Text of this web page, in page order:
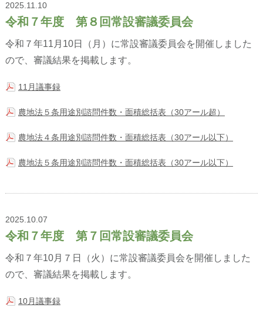
2025.11.10
令和７年度 第８回常設審議委員会
令和７年11月10日（月）に常設審議委員会を開催しました
ので、審議結果を掲載します。
11月議事録
農地法５条用途別諮問件数・面積総括表（30アール超）
農地法４条用途別諮問件数・面積総括表（30アール以下）
農地法５条用途別諮問件数・面積総括表（30アール以下）
2025.10.07
令和７年度 第７回常設審議委員会
令和７年10月７日（火）に常設審議委員会を開催しました
ので、審議結果を掲載します。
10月議事録